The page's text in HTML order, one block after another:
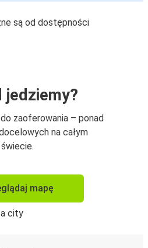
są od dostępności
jedziemy?
zaoferowania – ponad
na całym
świecie.
mapę